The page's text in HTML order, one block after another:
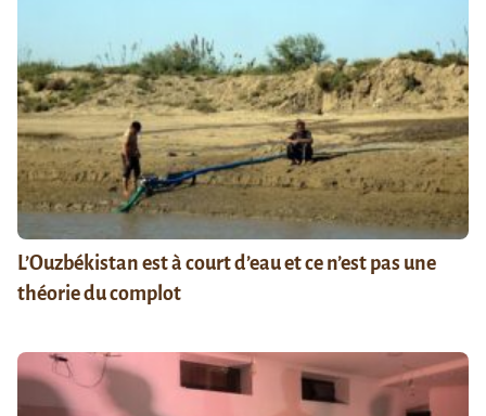
L’Ouzbékistan est à court d’eau et ce n’est pas une
théorie du complot